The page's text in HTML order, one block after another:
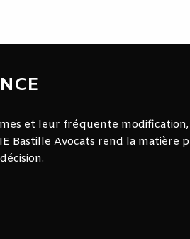
et leur fréquente
Avocats rend la matière